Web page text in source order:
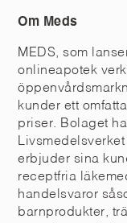
Om Meds
MEDS, som
onlineapotek
kunder ett
priser. Bolaget
erbjuder sina
receptfria
handelsvaror
barnprodukter,